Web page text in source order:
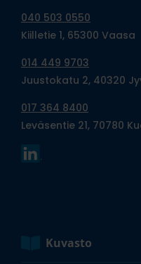
040 503 0550
Kiilletie 1, 65300 Vaasa
014 449 9703
Juustokatu 2, 40320
017 364 8400
Leväsentie 21, 70780
Kuvasto